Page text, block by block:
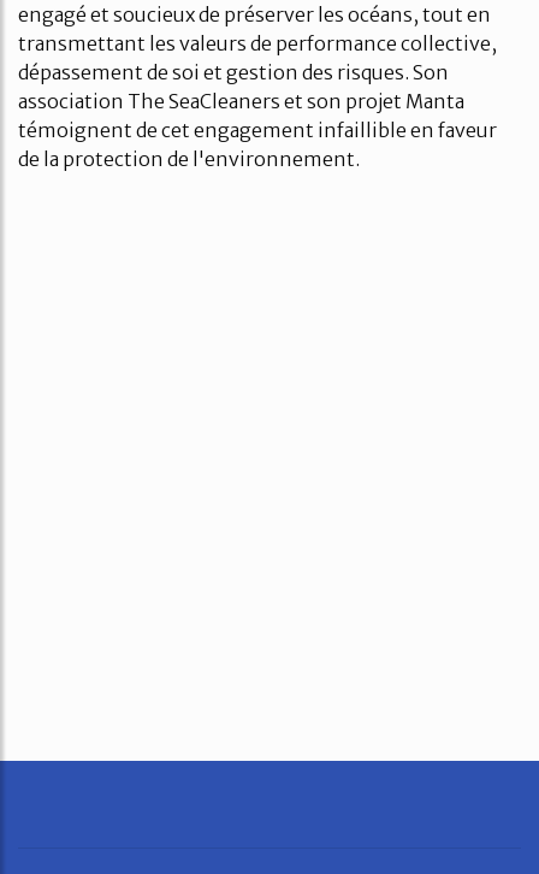
engagé et soucieux de préserver les océans, tout en
transmettant les valeurs de performance collective,
dépassement de soi et gestion des risques. Son
association The SeaCleaners et son projet Manta
témoignent de cet engagement infaillible en faveur
de la protection de l'environnement.